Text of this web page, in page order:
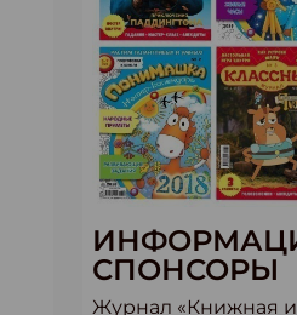
СПОНСОРЫ
Журнал «Книжная